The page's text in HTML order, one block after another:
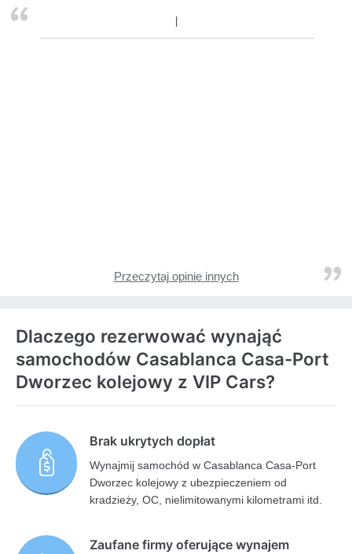
Przeczytaj opinie innych
Dlaczego rezerwować wynająć
samochodów Casablanca Casa-Port
Dworzec kolejowy z VIP Cars?
Brak ukrytych dopłat
Wynajmij samochód w Casablanca Casa-Port
Dworzec kolejowy z ubezpieczeniem od
kradzieży, OC, nielimitowanymi kilometrami itd.
Zaufane firmy oferujące wynajem